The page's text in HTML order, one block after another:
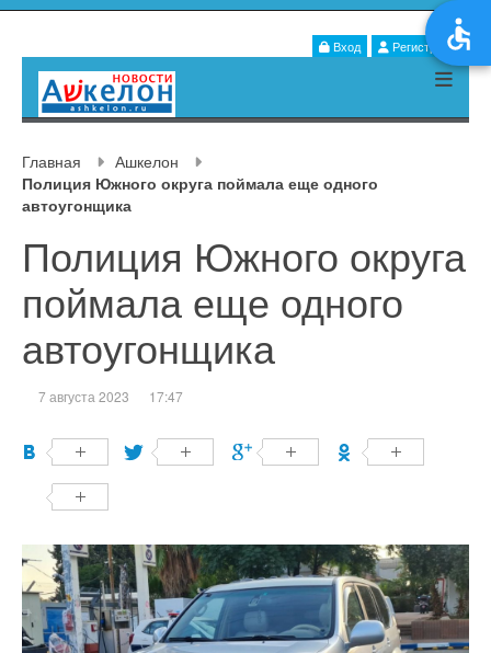
Вход Регистрация
Главная
Ашкелон
Полиция Южного округа поймала еще одного
автоугонщика
Полиция Южного округа
поймала еще одного
автоугонщика
7 августа 2023 17:47